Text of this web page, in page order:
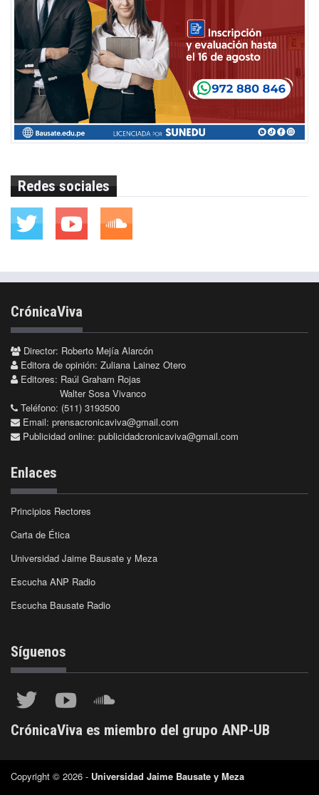
Redes sociales
CrónicaViva
Director: Roberto Mejía Alarcón
Editora de opinión: Zuliana Lainez Otero
Editores: Raúl Graham Rojas
Walter Sosa Vivanco
Teléfono: (511) 3193500
Email: prensacronicaviva@gmail.com
Publicidad online: publicidadcronicaviva@gmail.com
Enlaces
Principios Rectores
Carta de Ética
Universidad Jaime Bausate y Meza
Escucha ANP Radio
Escucha Bausate Radio
Síguenos
CrónicaViva es miembro del grupo ANP-UB
Copyright © 2026 - Universidad Jaime Bausate y Meza